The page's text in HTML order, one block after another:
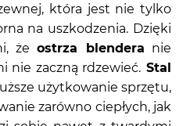
która jest nie tylko
na uszkodzenia. Dzięki
żeostrza blendera nie
nie zaczną rdzewieć. Stal
użytkowanie sprzętu,
zarówno ciepłych, jak